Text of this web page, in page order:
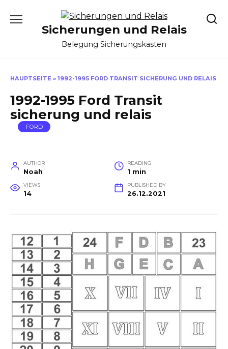
Sicherungen und Relais
Belegung Sicherungskasten
HAUPTSEITE » 1992-1995 FORD TRANSIT SICHERUNG UND RELAIS
1992-1995 Ford Transit
sicherung und relais
FORD
AUTHOR
Noah
READING
1 min
VIEWS
14
PUBLISHED BY
26.12.2021